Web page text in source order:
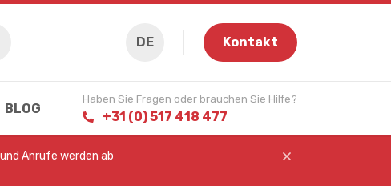
DE Kontakt
BLOG
Haben Sie Fragen oder brauchen Sie Hilfe?
+31 (0) 517 418 477
Anrufe werden ab